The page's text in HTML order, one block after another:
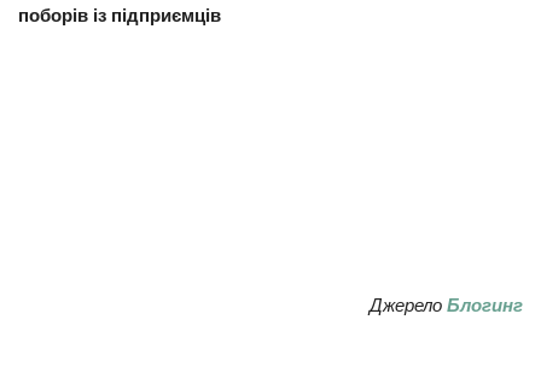
поборів із підприємців
ДжерелоБлогинг